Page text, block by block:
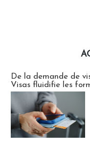
De la demande de
Visas fluidifie les